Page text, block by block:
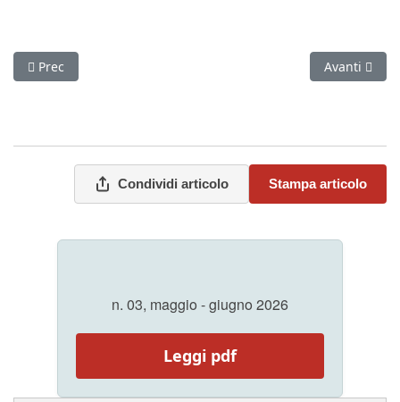
Articolo precedente: Dalla Germania: L'attacco frontale alla
Prec Articolo
Avanti
Condividi articolo Stampa articolo
n. 03, maggio - giugno 2026
Leggi pdf